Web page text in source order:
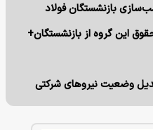
بازنشستگان فولاد
این گروه از بازنشستگان+
وضعیت نیروهای شرکتی